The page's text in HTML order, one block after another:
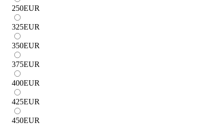
250EUR
325EUR
350EUR
375EUR
400EUR
425EUR
450EUR